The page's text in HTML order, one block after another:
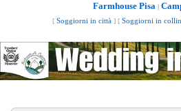
Farmhouse Pisa |
[ Soggiorni in città] [ Soggiorni in